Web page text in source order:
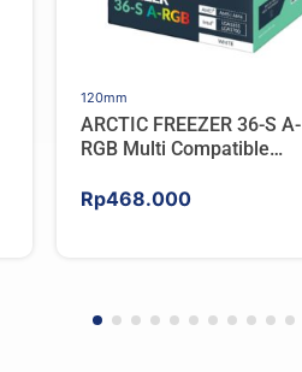
120mm
ARCTIC FREEZER 36-S A-
RGB Multi Compatible
Rp468.000